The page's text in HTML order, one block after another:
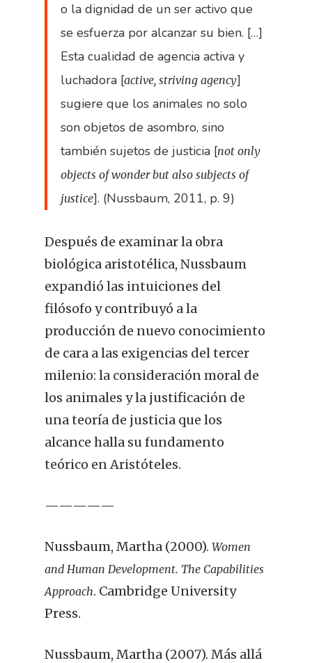
o la dignidad de un ser activo que
se esfuerza por alcanzar su bien. […]
Esta cualidad de agencia activa y
luchadora [active, striving agency]
sugiere que los animales no solo
son objetos de asombro, sino
también sujetos de justicia [not only
objects of wonder but also subjects of
justice]. (Nussbaum, 2011, p. 9)
Después de examinar la obra
biológica aristotélica, Nussbaum
expandió las intuiciones del
filósofo y contribuyó a la
producción de nuevo conocimiento
de cara a las exigencias del tercer
milenio: la consideración moral de
los animales y la justificación de
una teoría de justicia que los
alcance halla su fundamento
teórico en Aristóteles.
—————
Nussbaum, Martha (2000). Women
and Human Development. The Capabilities
Approach. Cambridge University
Press.
Nussbaum, Martha (2007). Más allá